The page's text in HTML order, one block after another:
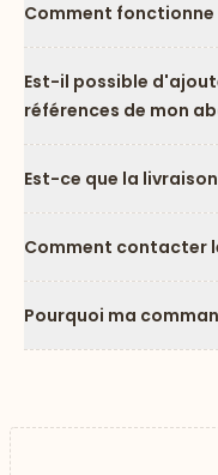
Comment
Est-il possible
références de mon
Est-ce que la
Comment contacter
Pourquoi ma